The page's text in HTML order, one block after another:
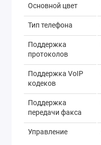
Основной цвет
Тип телефона
Поддержка
протоколов
Поддержка VoIP
кодеков
Поддержка
передачи факса
Управление